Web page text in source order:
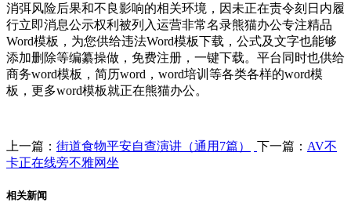
消弭风险后果和不良影响的相关环境，因未正在责令刻日内履
行立即消息公示权利被列入运营非常名录熊猫办公专注精品
Word模板，为您供给违法Word模板下载，公式及文字也能够
添加删除等编纂操做，免费注册，一键下载。平台同时也供给
商务word模板，简历word，word培训等各类各样的word模
板，更多word模板就正在熊猫办公。
上一篇： 街道食物平安自查演讲（通用7篇） 下一篇： AV不
卡正在线旁不雅网坐
相关新闻